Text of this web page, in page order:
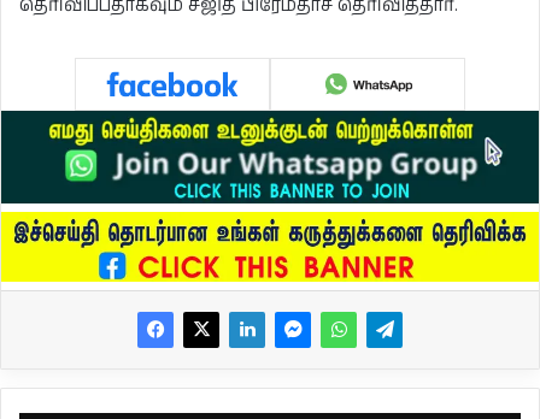
தெரிவிப்பதாகவும் சஜித் பிரேமதாச தெரிவித்தார்.